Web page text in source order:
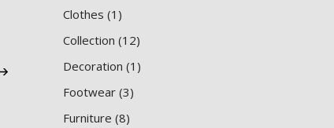
Clothes 1
Collection 12
Decoration 1
Footwear 3
Furniture 8